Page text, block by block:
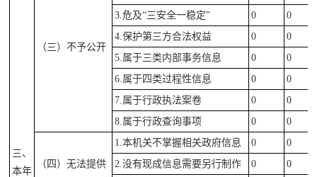
三、
本年
（三）不予公开
3.危及“三安全一稳定”
0 0
4.保护第三方合法权益 0 0
5.属于三类内部事务信息
0 0
6. 属于四类过程性信息 0 0
7.属于行政执法案卷
0 0
8. 属于行政查询事项 0 0
（四）无法提供
1.本机关不掌握相关政府信息 0 0
2.没有现成信息需要另行制作 0 0